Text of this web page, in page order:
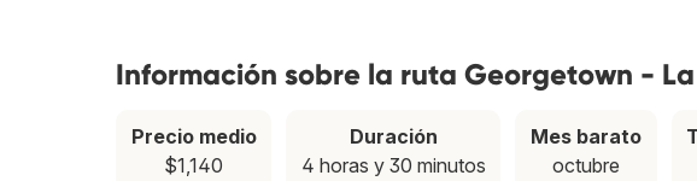
Información sobre la ruta Georgetown -
Precio medio
$1,140
Duración
4 horas y 30 minutos
Mes barato
octubre